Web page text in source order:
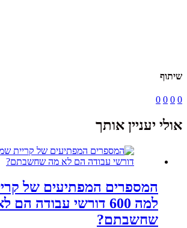
שיתוף
0
0
0
0
אולי יעניין אותך
המספרים המפתיעים של
למה 600 דורשי עבודה
שחשבתם?